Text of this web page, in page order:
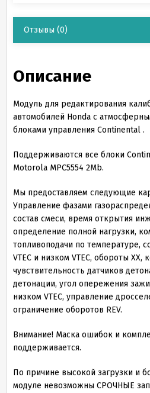
Отзывы (0)
Описание
Модуль для редактирования
автомобилей Honda с
блоками управления Continental .
Поддерживаются все блоки
Motorola MPC5554 2Mb.
Мы предоставляем следующие
Управление фазами
состав смеси, время открытия
определение полной нагрузки,
топливоподачи по температуре,
VTEC и низком VTEC, обороты ХХ,
чувствительность датчиков
детонации, угол опережения
низком VTEC, управление
ограничение оборотов REV.
Внимание! Маска ошибок и
поддерживается.
По причине высокой загрузки и
модуле невозможны СРОЧНЫЕ